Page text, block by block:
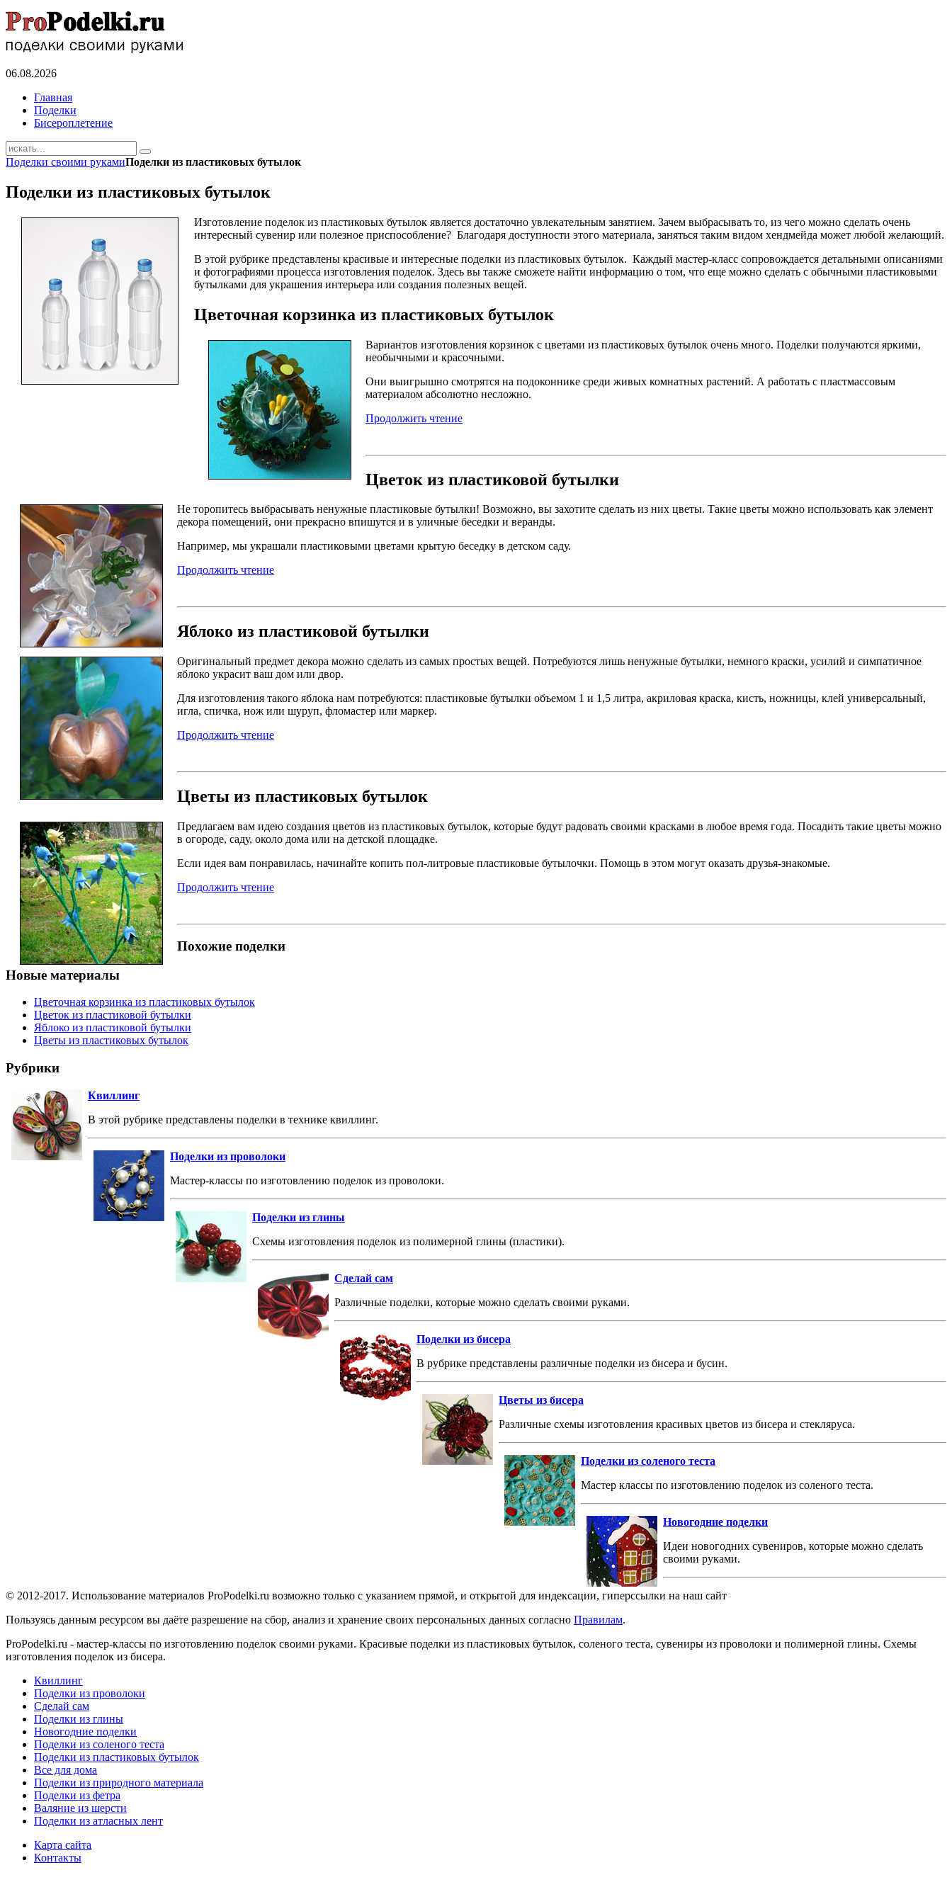
06.08.2026
Главная
Поделки
Бисероплетение
Поделки своими рукамиПоделки из пластиковых бутылок
Поделки из пластиковых бутылок
Изготовление поделок из пластиковых бутылок является достаточно увлекательным занятием. Зачем выбрасывать то, из чего можно сделать очень
интересный сувенир или полезное приспособление? Благодаря доступности этого материала, заняться таким видом хендмейда может любой желающий.
В этой рубрике представлены красивые и интересные поделки из пластиковых бутылок. Каждый мастер-класс сопровождается детальными описаниями
и фотографиями процесса изготовления поделок. Здесь вы также сможете найти информацию о том, что еще можно сделать с обычными пластиковыми
бутылками для украшения интерьера или создания полезных вещей.
Цветочная корзинка из пластиковых бутылок
Вариантов изготовления корзинок с цветами из пластиковых бутылок очень много. Поделки получаются яркими,
необычными и красочными.
Они выигрышно смотрятся на подоконнике среди живых комнатных растений. А работать с пластмассовым
материалом абсолютно несложно.
Продолжить чтение
Цветок из пластиковой бутылки
Не торопитесь выбрасывать ненужные пластиковые бутылки! Возможно, вы захотите сделать из них цветы. Такие цветы можно использовать как элемент
декора помещений, они прекрасно впишутся и в уличные беседки и веранды.
Например, мы украшали пластиковыми цветами крытую беседку в детском саду.
Продолжить чтение
Яблоко из пластиковой бутылки
Оригинальный предмет декора можно сделать из самых простых вещей. Потребуются лишь ненужные бутылки, немного краски, усилий и симпатичное
яблоко украсит ваш дом или двор.
Для изготовления такого яблока нам потребуются: пластиковые бутылки объемом 1 и 1,5 литра, акриловая краска, кисть, ножницы, клей универсальный,
игла, спичка, нож или шуруп, фломастер или маркер.
Продолжить чтение
Цветы из пластиковых бутылок
Предлагаем вам идею создания цветов из пластиковых бутылок, которые будут радовать своими красками в любое время года. Посадить такие цветы можно
в огороде, саду, около дома или на детской площадке.
Если идея вам понравилась, начинайте копить пол-литровые пластиковые бутылочки. Помощь в этом могут оказать друзья-знакомые.
Продолжить чтение
Похожие поделки
Новые материалы
Цветочная корзинка из пластиковых бутылок
Цветок из пластиковой бутылки
Яблоко из пластиковой бутылки
Цветы из пластиковых бутылок
Рубрики
Квиллинг
В этой рубрике представлены поделки в технике квиллинг.
Поделки из проволоки
Мастер-классы по изготовлению поделок из проволоки.
Поделки из глины
Схемы изготовления поделок из полимерной глины (пластики).
Сделай сам
Различные поделки, которые можно сделать своими руками.
Поделки из бисера
В рубрике представлены различные поделки из бисера и бусин.
Цветы из бисера
Различные схемы изготовления красивых цветов из бисера и стекляруса.
Поделки из соленого теста
Мастер классы по изготовлению поделок из соленого теста.
Новогодние поделки
Идеи новогодних сувениров, которые можно сделать
своими руками.
© 2012-2017. Использование материалов ProPodelki.ru возможно только с указанием прямой, и открытой для индексации, гиперссылки на наш сайт
Пользуясь данным ресурсом вы даёте разрешение на сбор, анализ и хранение своих персональных данных согласно Правилам.
ProPodelki.ru - мастер-классы по изготовлению поделок своими руками. Красивые поделки из пластиковых бутылок, соленого теста, сувениры из проволоки и полимерной глины. Схемы
изготовления поделок из бисера.
Квиллинг
Поделки из проволоки
Сделай сам
Поделки из глины
Новогодние поделки
Поделки из соленого теста
Поделки из пластиковых бутылок
Все для дома
Поделки из природного материала
Поделки из фетра
Валяние из шерсти
Поделки из атласных лент
Карта сайта
Контакты